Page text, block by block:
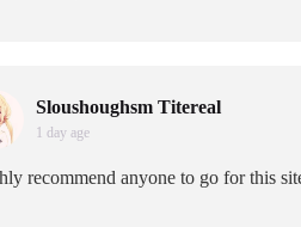
Sloushoughsm Titereal
1 day age
recommend anyone to go for this